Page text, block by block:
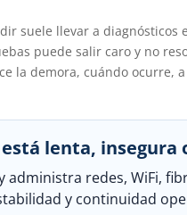
suele llevar a diagnósticos
puede salir caro y no
la demora, cuándo ocurre,
lenta, insegura
administra redes, WiFi,
y continuidad